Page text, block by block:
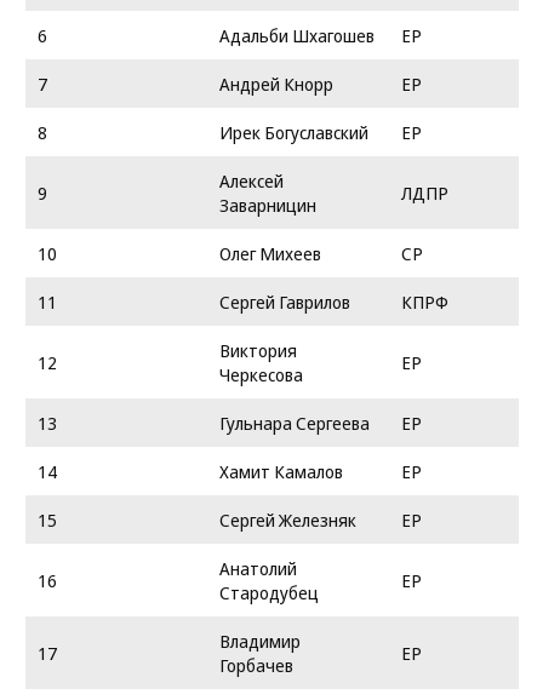
6
Адальби Шхагошев
ЕР
7
Андрей Кнорр
ЕР
8
Ирек Богуславский ЕР
9
Алексей
Заварницин
ЛДПР
10 Олег Михеев
СР
11
Сергей Гаврилов КПРФ
12
Виктория
Черкесова
ЕР
13 Гульнара Сергеева
ЕР
14
Хамит Камалов
ЕР
15
Сергей Железняк ЕР
16
Анатолий
Стародубец
ЕР
17
Владимир
Горбачев
ЕР